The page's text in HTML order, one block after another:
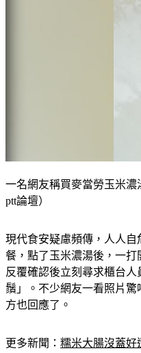
一名網友稱買麥當勞玉米
ptt論壇）
現代食安疑慮頻傳，人人自
餐，點了玉米濃湯後，一打
反覆確認後立刻尋求櫃台
鬚」。不少網友一看照片
方也回應了。
更多新聞： 糯米大腸沒蓋好